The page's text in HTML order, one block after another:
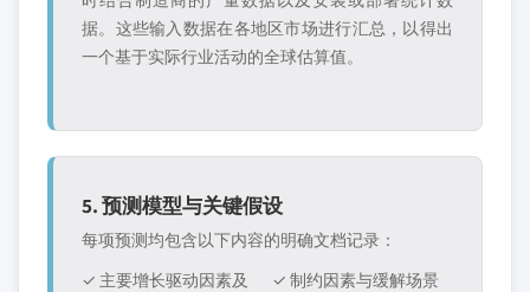
据。这些输入数据在各地区市场进行汇总，以得出
一个基于实际行业活动的全球估算值。
5. 预测模型与关键假设
每项预测均包含以下内容的明确文档记录：
✓ 主要增长驱动因素及
✓ 制约因素与缓解场景